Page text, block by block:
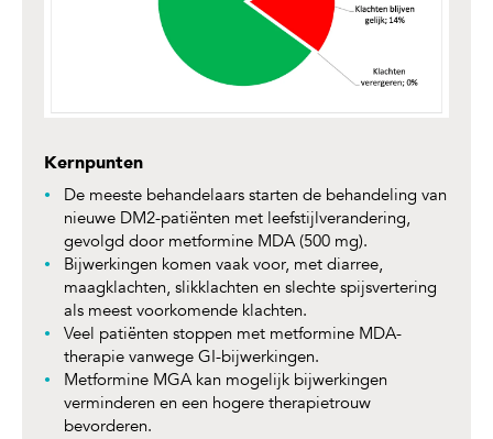
Kernpunten
De meeste behandelaars starten de behandeling van
nieuwe DM2-patiënten met leefstijlverandering,
gevolgd door metformine MDA (500 mg).
Bijwerkingen komen vaak voor, met diarree,
maagklachten, slikklachten en slechte spijsvertering
als meest voorkomende klachten.
Veel patiënten stoppen met metformine MDA-
therapie vanwege GI-bijwerkingen.
Metformine MGA kan mogelijk bijwerkingen
verminderen en een hogere therapietrouw
bevorderen.